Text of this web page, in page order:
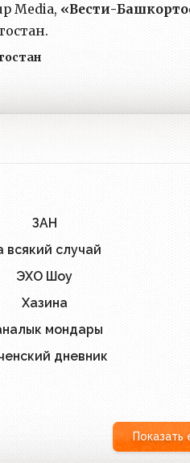
Media, «Вести-
ЗАН
всякий случай
ЭХО Шоу
Хазина
мондары
дневник
Показать